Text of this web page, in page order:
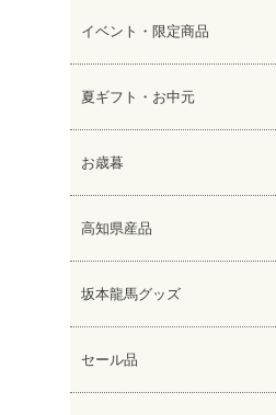
イベント・限定商品
夏ギフト・お中元
お歳暮
高知県産品
坂本龍馬グッズ
セール品